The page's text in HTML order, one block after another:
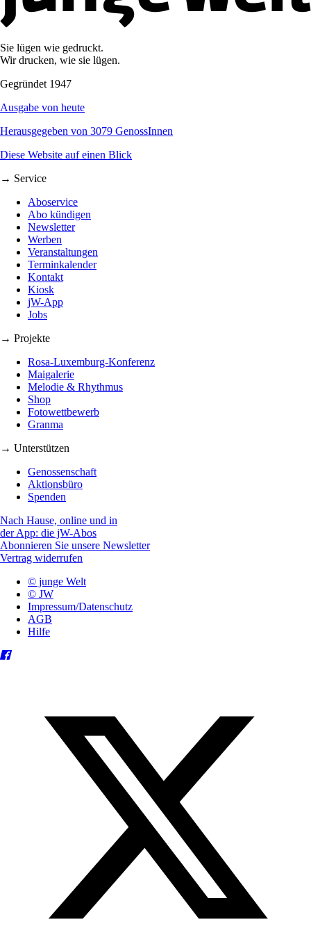
Sie lügen wie gedruckt.
Wir drucken, wie sie lügen.
Gegründet 1947
Ausgabe von heute
Herausgegeben von 3079 GenossInnen
Diese Website auf einen Blick
→ Service
Aboservice
Abo kündigen
Newsletter
Werben
Veranstaltungen
Terminkalender
Kontakt
Kiosk
jW-App
Jobs
→ Projekte
Rosa-Luxemburg-Konferenz
Maigalerie
Melodie & Rhythmus
Shop
Fotowettbewerb
Granma
→ Unterstützen
Genossenschaft
Aktionsbüro
Spenden
Nach Hause, online und in
der App: die jW-Abos
Abonnieren Sie unsere Newsletter
Vertrag widerrufen
© junge Welt
© JW
Impressum/Datenschutz
AGB
Hilfe